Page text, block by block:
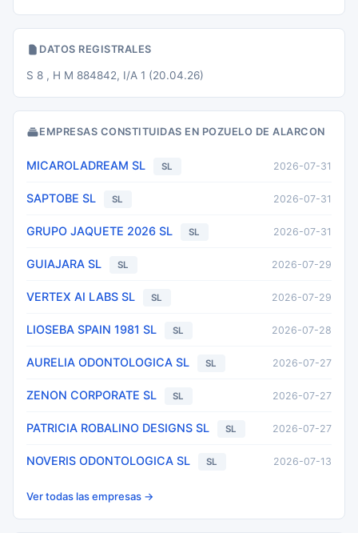
DATOS REGISTRALES
S 8 , H M 884842, I/A 1 (20.04.26)
EMPRESAS CONSTITUIDAS EN POZUELO DE ALARCON
MICAROLADREAM SL SL 2026-07-31
SAPTOBE SL SL 2026-07-31
GRUPO JAQUETE 2026 SL SL 2026-07-31
GUIAJARA SL SL 2026-07-29
VERTEX AI LABS SL SL 2026-07-29
LIOSEBA SPAIN 1981 SL SL 2026-07-28
AURELIA ODONTOLOGICA SL SL 2026-07-27
ZENON CORPORATE SL SL 2026-07-27
PATRICIA ROBALINO DESIGNS SL SL 2026-07-27
NOVERIS ODONTOLOGICA SL SL 2026-07-13
Ver todas las empresas →